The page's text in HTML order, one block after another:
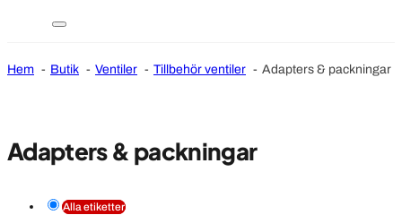
Hem Butik Ventiler Tillbehör ventiler Adapters & packningar
Adapters & packningar
Alla etiketter